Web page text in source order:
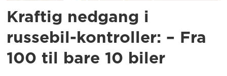
Kraftig nedgang i
russebil-kontroller: – Fra
100 til bare 10 biler